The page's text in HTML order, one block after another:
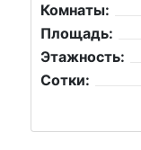
Комнаты:
Площадь:
Этажность:
Сотки: